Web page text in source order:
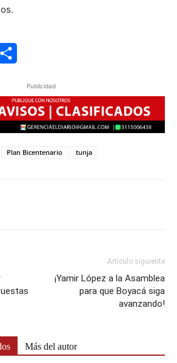
Publicidad
Plan Bicentenario tunja
Artículo siguiente
¡Yamir López a la Asamblea
para que Boyacá siga
avanzando!
Más del autor